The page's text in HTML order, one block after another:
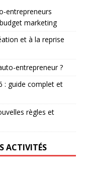
entrepreneurs
marketing
et à la reprise
entrepreneur ?
: guide complet et
règles et
ACTIVITÉS